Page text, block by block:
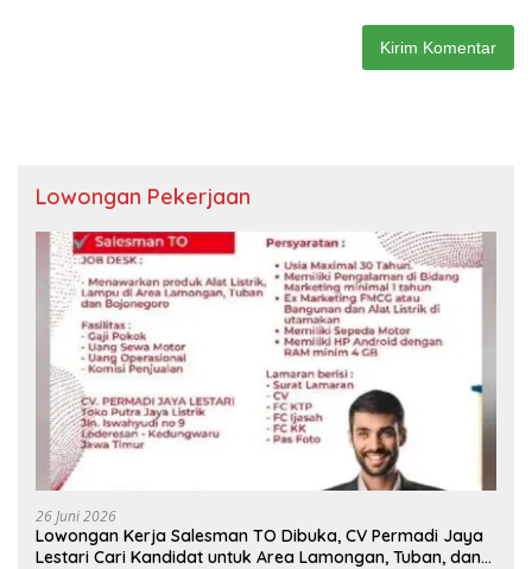
Lowongan Pekerjaan
26 Juni 2026
Lowongan Kerja Salesman TO Dibuka, CV Permadi Jaya
Lestari Cari Kandidat untuk Area Lamongan, Tuban, dan